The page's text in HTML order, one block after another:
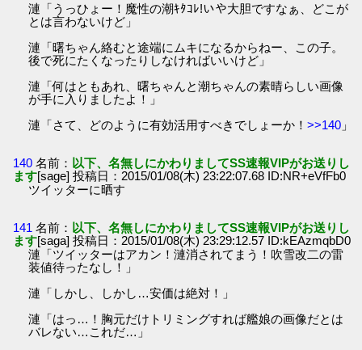
漣「うっひょー！魔性の潮ｷﾀｺﾚ!いや大胆ですなぁ、どこが
とは言わないけど」
漣「曙ちゃん絡むと途端にムキになるからねー、この子。
後で死にたくなったりしなければいいけど」
漣「何はともあれ、曙ちゃんと潮ちゃんの素晴らしい画像
が手に入りましたよ！」
漣「さて、どのように有効活用すべきでしょーか！>>140 」
140 名前： 以下、名無しにかわりましてSS速報VIPがお送りし
ます[sage] 投稿日：2015/01/08(木) 23:22:07.68 ID:NR+eVfFb0
ツイッターに晒す
141 名前： 以下、名無しにかわりましてSS速報VIPがお送りし
ます[saga] 投稿日：2015/01/08(木) 23:29:12.57 ID:kEAzmqbD0
漣「ツイッターはアカン！漣消されてまう！吹雪改二の雷
装値待ったなし！」
漣「しかし、しかし…安価は絶対！」
漣「はっ…！胸元だけトリミングすれば艦娘の画像だとは
バレない…これだ…」